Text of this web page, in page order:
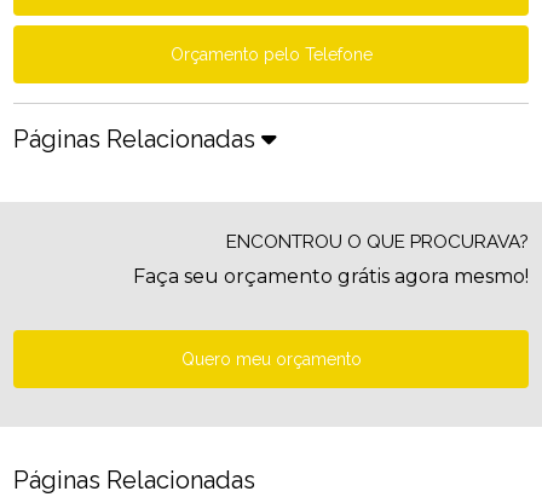
Orçamento pelo Telefone
Páginas Relacionadas
ENCONTROU O QUE PROCURAVA?
Faça seu orçamento grátis agora mesmo!
Quero meu orçamento
Páginas Relacionadas